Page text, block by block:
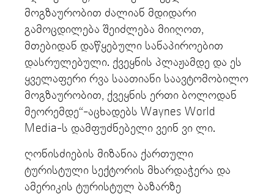
მოგზაურობით ძალიან მდიდარი
გამოცდილება შეიძლება მიიღოთ,
მთებიდან დაწყებული სანაპიროებით
დასრულებული. ქვეყნის პლაჟამდე და ეს
ყველაფერი რვა საათიანი საავტომობილო
მოგზაურობით, ქვეყნის ერთი ბოლოდან
მეორემდე“-აცხადებს Waynes World
Media-ს დამფუძნებელი ვეინ ვი ლი.
ღონისძიების მიზანია ქართული
ტურისტული სექტორის მხარდაჭერა და
ამერიკის ტურისტულ ბაზარზე